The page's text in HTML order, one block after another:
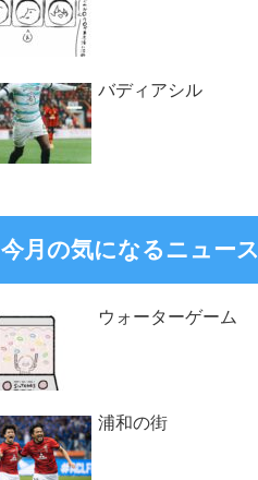
バディアシル
今月の気になるニュース
ウォーターゲーム
浦和の街